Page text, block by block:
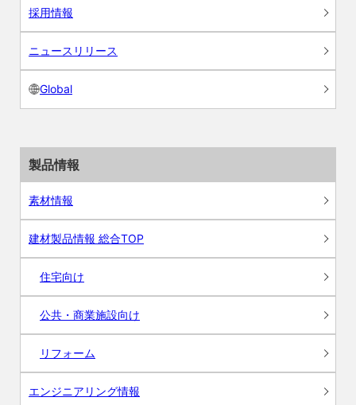
採用情報
ニュースリリース
Global
製品情報
素材情報
建材製品情報 総合TOP
住宅向け
公共・商業施設向け
リフォーム
エンジニアリング情報